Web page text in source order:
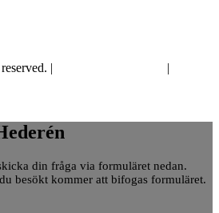
|
|
din fråga via formuläret nedan.
besökt kommer att bifogas formuläret.